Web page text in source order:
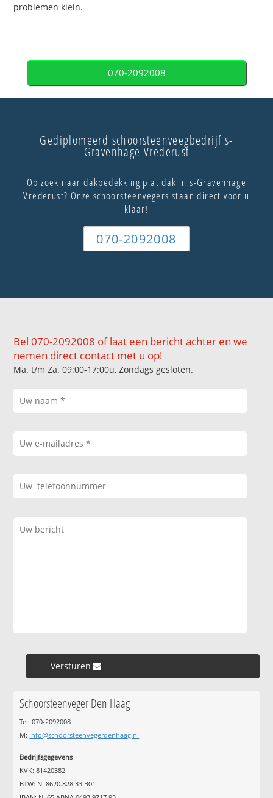
problemen klein.
070-2092008
Gediplomeerd schoorsteenveegbedrijf s-
Gravenhage Vrederust
Op zoek naar dakbedekking plat dak in s-Gravenhage
Vrederust? Onze schoorsteenvegers staan direct voor u
klaar!
070-2092008
Bel 070-2092008 of laat een bericht achter en we
nemen direct contact met u op!
Ma. t/m Za. 09:00-17:00u, Zondags gesloten.
Versturen »
Schoorsteenveger Den Haag
Tel: 070-2092008
M: info@schoorsteenvegerdenhaag.nl
Bedrijfsgegevens
KVK: 81420382
BTW: NL8620.828.33.B01